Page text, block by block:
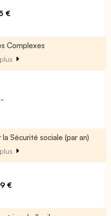
€
Complexes
-
Sécurité sociale (par an)
€